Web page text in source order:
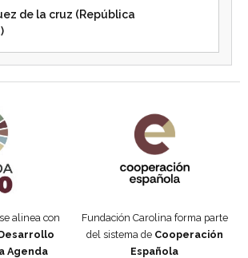
de la cruz (República
alinea con
Agenda
Fundación Carolina forma parte
del sistema de Cooperación
Española